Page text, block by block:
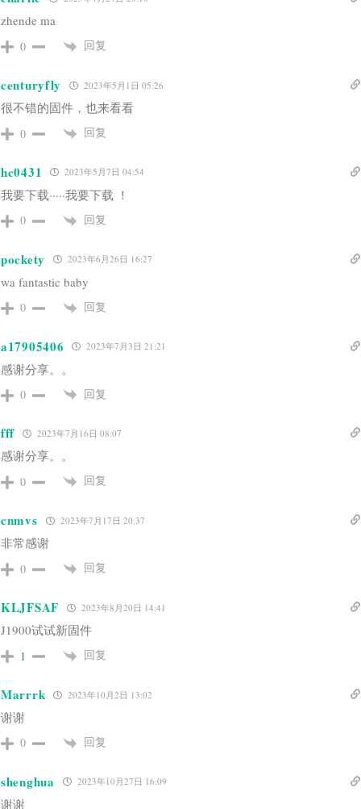
zhende ma
0 回复
centuryfly 2023年5月1日 05:26
很不错的固件，也来看看
0 回复
hc0431 2023年5月7日 04:54
我要下载·····我要下载 ！
0 回复
pockety 2023年6月26日 16:27
wa fantastic baby
0 回复
a17905406 2023年7月3日 21:21
感谢分享。。
0 回复
fff 2023年7月16日 08:07
感谢分享。。
0 回复
cnmvs 2023年7月17日 20:37
非常感谢
0 回复
KLJFSAF 2023年8月20日 14:41
J1900试试新固件
1 回复
Marrrk 2023年10月2日 13:02
谢谢
0 回复
shenghua 2023年10月27日 16:09
谢谢